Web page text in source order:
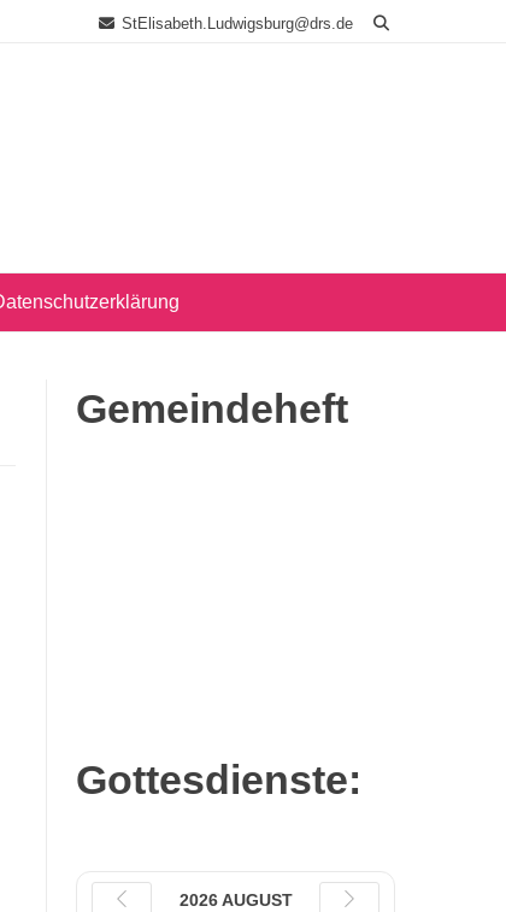
StElisabeth.Ludwigsburg@drs.de
Gemeindeheft
Gottesdienste:
2026 AUGUST